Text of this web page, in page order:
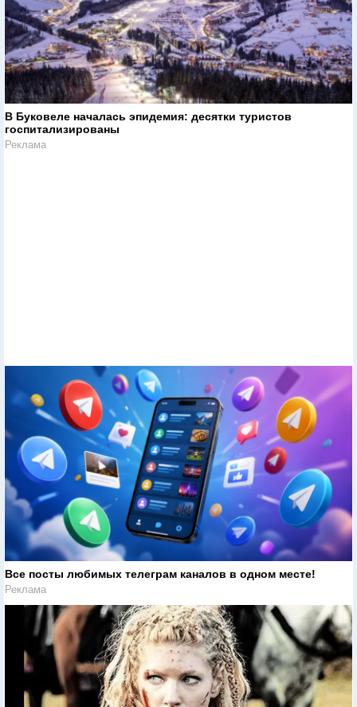
В Буковеле началась эпидемия: десятки туристов
госпитализированы
Реклама
Все посты любимых телеграм каналов в одном месте!
Реклама